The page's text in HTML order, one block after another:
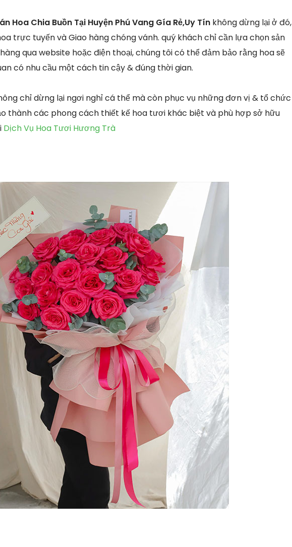
Hoa Chia Buồn Tại Huyện Phú Vang Gía Rẻ,Uy Tín không dừng lại ở đó,
trực tuyến và Giao hàng chóng vánh. quý khách chỉ cần lựa chọn sản
qua website hoặc điện thoại, chúng tôi có thể đảm bảo rằng hoa sẽ
có nhu cầu một cách tin cậy & đúng thời gian.
chỉ dừng lại ngơi nghỉ cá thể mà còn phục vụ những đơn vị & tổ chức
thành các phong cách thiết kế hoa tươi khác biệt và phù hợp sở hữu
Dịch Vụ Hoa Tươi Hương Trà